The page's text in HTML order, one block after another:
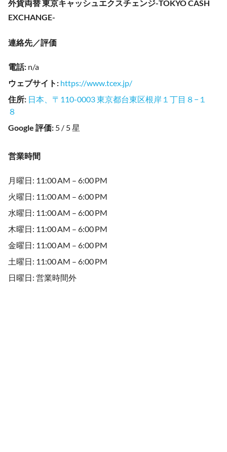
外貨両替 東京キャッシュエクスチェンジ-TOKYO CASH
EXCHANGE-
連絡先／評価
電話: n/a
ウェブサイト : https://www.tcex.jp/
住所: 日本、〒110-0003 東京都台東区根岸１丁目８−１
８
Google 評価: 5 / 5 星
営業時間
月曜日: 11:00 AM – 6:00 PM
火曜日: 11:00 AM – 6:00 PM
水曜日: 11:00 AM – 6:00 PM
木曜日: 11:00 AM – 6:00 PM
金曜日: 11:00 AM – 6:00 PM
土曜日: 11:00 AM – 6:00 PM
日曜日: 営業時間外